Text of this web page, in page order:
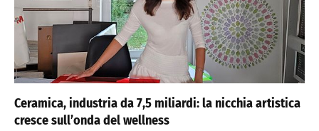
Ceramica, industria da 7,5 miliardi: la nicchia artistica
cresce sull’onda del wellness